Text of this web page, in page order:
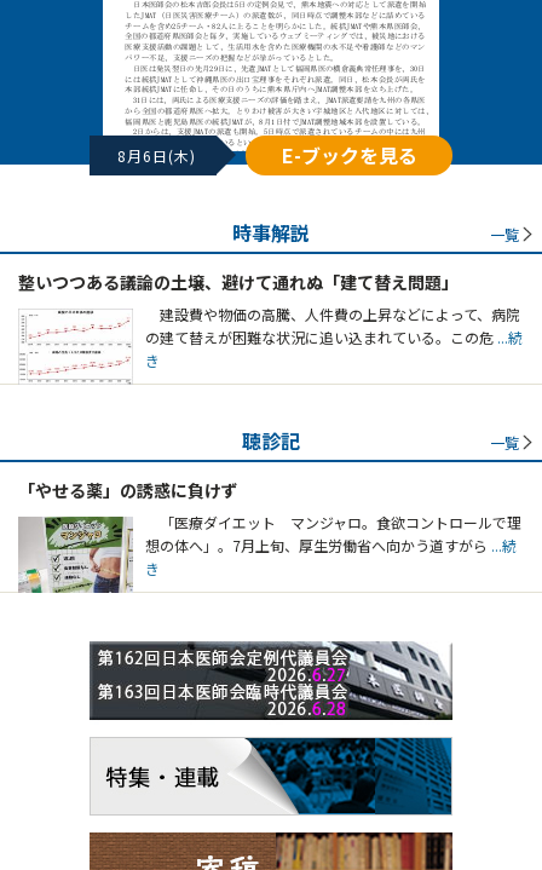
8月6日(木) E-ブックを見る
時事解説 一覧
整いつつある議論の土壌、避けて通れぬ「建て替え問題」
建設費や物価の高騰、人件費の上昇などによって、病院
の建て替えが困難な状況に追い込まれている。この危 ...続
き
聴診記 一覧
「やせる薬」の誘惑に負けず
「医療ダイエット マンジャロ。食欲コントロールで理
想の体へ」。7月上旬、厚生労働省へ向かう道すがら ...続
き